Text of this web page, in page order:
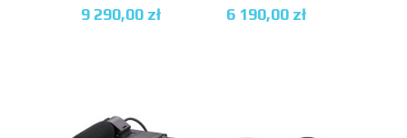
STREAMING
9 290,00 zł
STREAMING
6 190,00 zł